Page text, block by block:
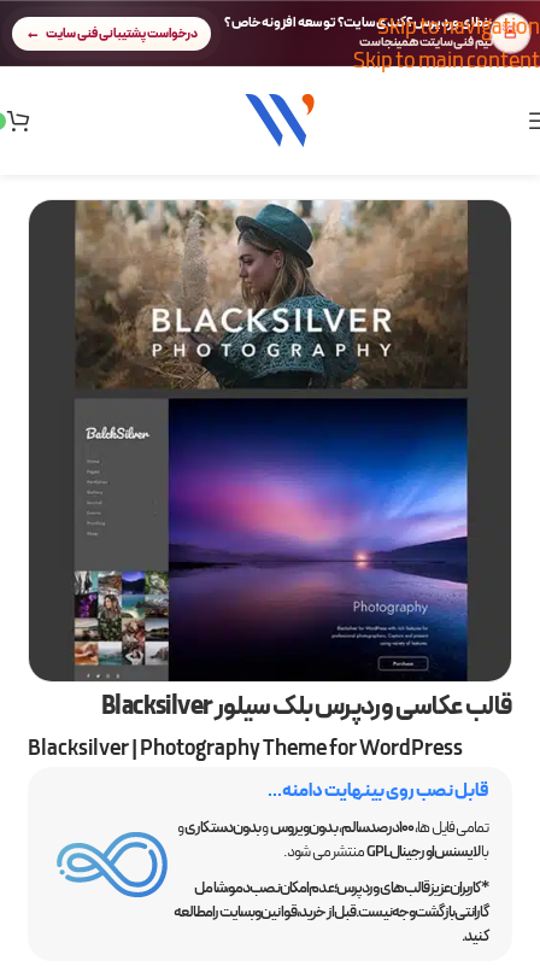
Skip to navigation
Skip to main content
🚨 خطای وردپرس؟ کندی سایت؟ توسعه افزونه خاص؟
تیم فنی سایتت همینجاست درخواست پشتیبانی فنی سایت
قالب عکاسی وردپرس بلک سیلور Blacksilver
Blacksilver | Photography Theme for WordPress
قابل نصب روی بینهایت دامنه...
تمامی فایل ها،100 درصد سالم ،بدون ویروسوبدون دستکاریو
بالایسنس اورجینال GPL
منتشر می شود.
*کاربران عزیز قالب‌های وردپرس؛ عدم امکان نصب دمو، شامل
گارانتی بازگشت وجه نیست. قبل از خرید، قوانین وبسایت را مطالعه
کنید.